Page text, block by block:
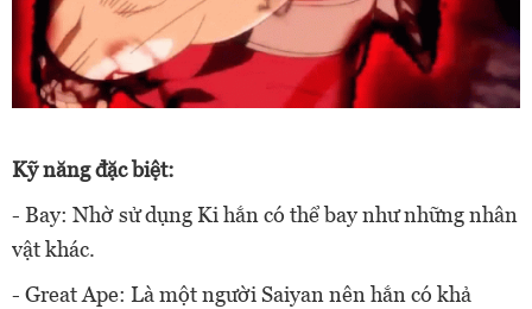
Kỹ năng đặc biệt:
- Bay: Nhờ sử dụng Ki hắn có thể bay như những nhân
vật khác.
- Great Ape: Là một người Saiyan nên hắn có khả